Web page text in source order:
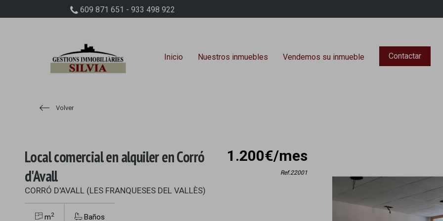
609 871 651 - 933 498 922
Inicio Nuestros inmuebles Vendemos su inmueble Contactar
Volver
Local comercial en alquiler en Corró
d'Avall
CORRÓ D'AVALL (LES FRANQUESES DEL VALLÈS)
1.200€/mes
Ref.22001
m2 Baños